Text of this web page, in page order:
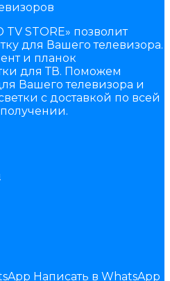
TV STORE» позволит
для Вашего телевизора.
и планок
для ТВ. Поможем
Вашего телевизора и
с доставкой по всей
Написать в WhatsApp